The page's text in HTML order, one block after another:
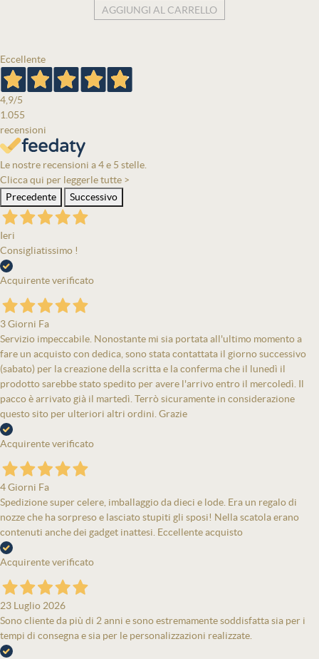
AGGIUNGI AL CARRELLO
Eccellente
4,9/5
1.055
recensioni
Le nostre recensioni a 4 e 5 stelle.
Clicca qui per leggerle tutte >
Precedente
Successivo
Ieri
Consigliatissimo !
Acquirente verificato
3 Giorni Fa
Servizio impeccabile. Nonostante mi sia portata all'ultimo momento a
fare un acquisto con dedica, sono stata contattata il giorno successivo
(sabato) per la creazione della scritta e la conferma che il lunedì il
prodotto sarebbe stato spedito per avere l'arrivo entro il mercoledì. Il
pacco è arrivato già il martedì. Terrò sicuramente in considerazione
questo sito per ulteriori altri ordini. Grazie
Acquirente verificato
4 Giorni Fa
Spedizione super celere, imballaggio da dieci e lode. Era un regalo di
nozze che ha sorpreso e lasciato stupiti gli sposi! Nella scatola erano
contenuti anche dei gadget inattesi. Eccellente acquisto
Acquirente verificato
23 Luglio 2026
Sono cliente da più di 2 anni e sono estremamente soddisfatta sia per i
tempi di consegna e sia per le personalizzazioni realizzate.